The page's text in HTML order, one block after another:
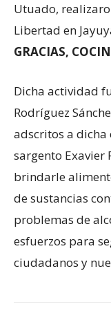
Utuado,
Libertad en
GRACIAS,
Dicha actividad
Rodríguez
adscritos a
sargento Exavier
brindarle
de sustancias
problemas de
esfuerzos para
ciudadanos y